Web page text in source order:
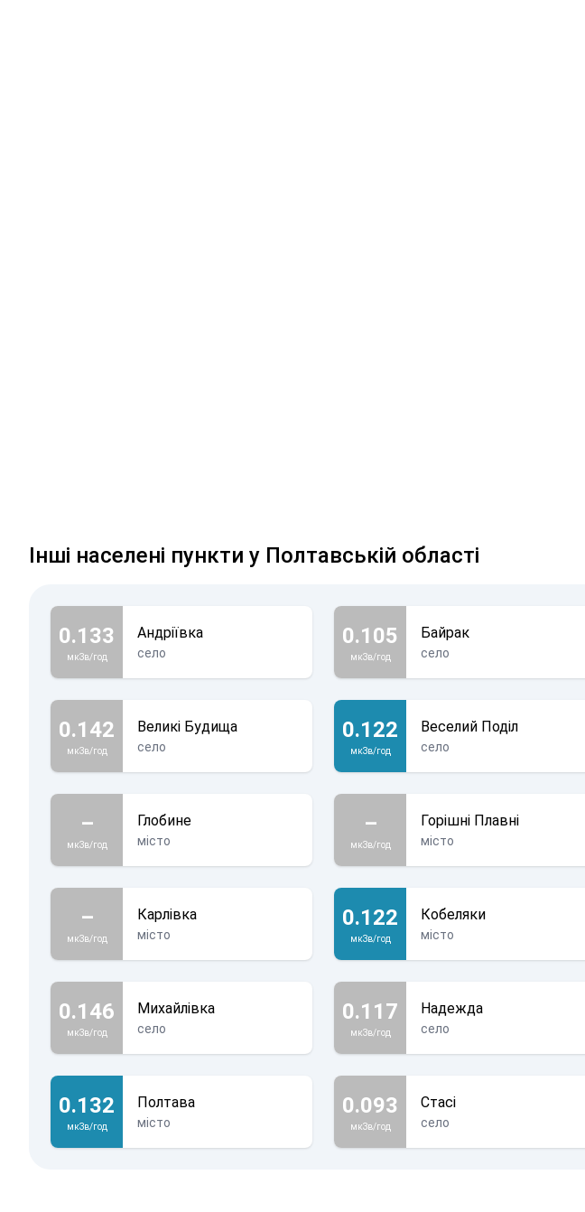
Інші населені пункти у Полтавській області
0.133
мкЗв/год
Андріївка
село
0.105
мкЗв/год
Байрак
село
0.142
мкЗв/год
Великі Будища
село
0.122
мкЗв/год
Веселий Поділ
село
–
мкЗв/год
Глобине
місто
–
мкЗв/год
Горішні Плавні
місто
–
мкЗв/год
Карлівка
місто
0.122
мкЗв/год
Кобеляки
місто
0.146
мкЗв/год
Михайлівка
село
0.117
мкЗв/год
Надежда
село
0.132
мкЗв/год
Полтава
місто
0.093
мкЗв/год
Стасі
село